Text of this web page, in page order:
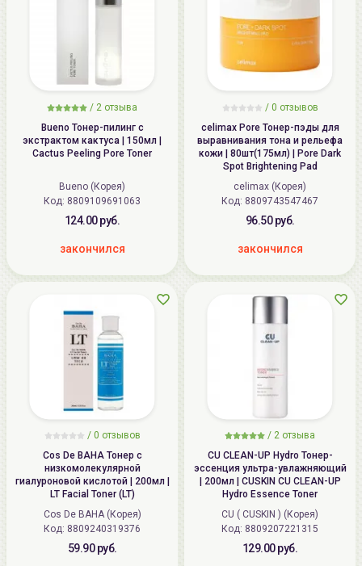
/ 2 отзыва
Bueno Тонер-пилинг с
экстрактом кактуса | 150мл |
Cactus Peeling Pore Toner
Bueno (Корея)
Код: 8809109691063
124.00 руб.
закончился
/ 0 отзывов
celimax Pore Тонер-пэды для
выравнивания тона и рельефа
кожи | 80шт(175мл) | Pore Dark
Spot Brightening Pad
celimax (Корея)
Код: 8809743547467
96.50 руб.
закончился
/ 0 отзывов
Cos De BAHA Тонер с
низкомолекулярной
гиалуроновой кислотой | 200мл |
LT Facial Toner (LT)
Cos De BAHA (Корея)
Код: 8809240319376
59.90 руб.
/ 2 отзыва
CU CLEAN-UP Hydro Тонер-
эссенция ультра-увлажняющий
| 200мл | CUSKIN CU CLEAN-UP
Hydro Essence Toner
CU ( CUSKIN ) (Корея)
Код: 8809207221315
129.00 руб.